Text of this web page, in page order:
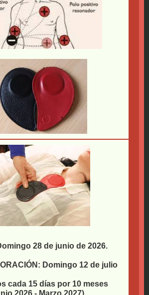
28 de junio de 2026.
Domingo 12 de julio
cada 15 días por 10 meses
2026 - Marzo 2027).